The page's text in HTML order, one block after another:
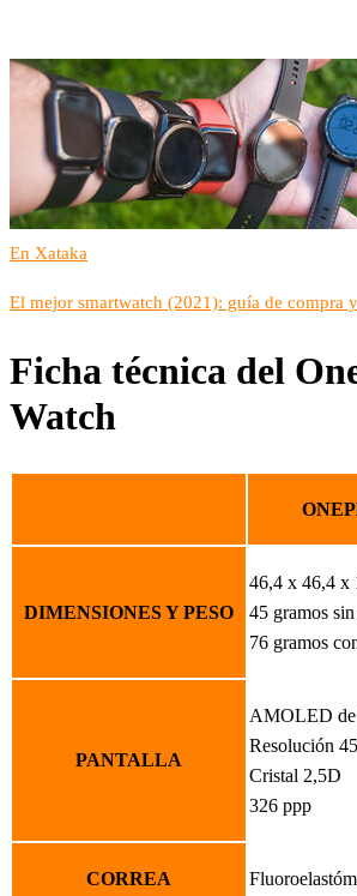
En Xataka
El mejor smartwatch (2021): guía de compra
Ficha técnica del
Watch
DIMENSIONES Y PESO
46,4 x 46,4 x
45 gramos
76 gramos
PANTALLA
AMOLED de
Resolución
Cristal 2,5D
326 ppp
CORREA